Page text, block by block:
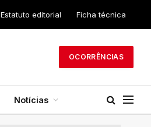
Estatuto editorial Ficha técnica
OCORRÊNCIAS
Notícias